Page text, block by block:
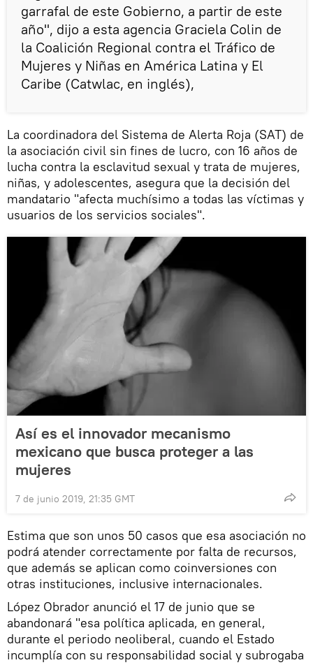
garrafal de este Gobierno, a partir de este
año", dijo a esta agencia Graciela Colin de
la Coalición Regional contra el Tráfico de
Mujeres y Niñas en América Latina y El
Caribe (Catwlac, en inglés),
La coordinadora del Sistema de Alerta Roja (SAT) de
la asociación civil sin fines de lucro, con 16 años de
lucha contra la esclavitud sexual y trata de mujeres,
niñas, y adolescentes, asegura que la decisión del
mandatario "afecta muchísimo a todas las víctimas y
usuarios de los servicios sociales".
Así es el innovador mecanismo
mexicano que busca proteger a las
mujeres
7 de junio 2019, 21:35 GMT
Estima que son unos 50 casos que esa asociación no
podrá atender correctamente por falta de recursos,
que además se aplican como coinversiones con
otras instituciones, inclusive internacionales.
López Obrador anunció el 17 de junio que se
abandonará "esa política aplicada, en general,
durante el periodo neoliberal, cuando el Estado
incumplía con su responsabilidad social y subrogaba